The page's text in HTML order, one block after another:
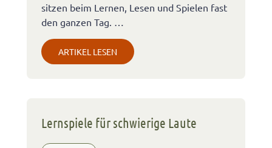
sitzen beim Lernen, Lesen und Spielen fast
den ganzen Tag. …
ARTIKEL LESEN
Lernspiele für schwierige Laute